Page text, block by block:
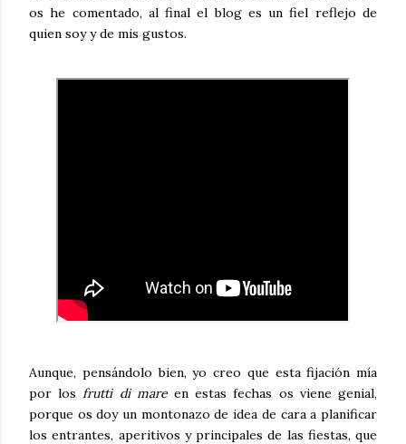
os he comentado, al final el blog es un fiel reflejo de
quien soy y de mis gustos.
Aunque, pensándolo bien, yo creo que esta fijación mía
por los frutti di mareen estas fechas os viene genial,
porque os doy un montonazo de idea de cara a planificar
los entrantes, aperitivos y principales de las fiestas, que